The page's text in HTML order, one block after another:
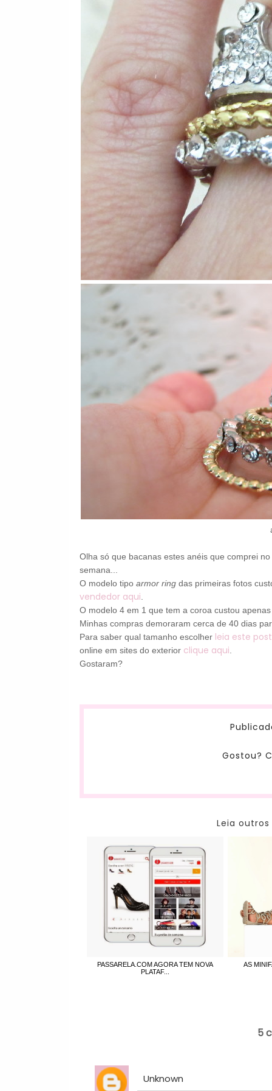
Olha só que bacanas estes anéis que comprei
semana...
O modelo tipoarmor ring das primeiras fotos
vendedor aqui
O modelo 4 em 1 que tem a coroa custou
Minhas compras demoraram cerca de 40 dias
Para saber qual tamanho escolher leia este
online em sites do exterior clique aqui
Gostaram?
Gostou?
Leia
PASSARELA.COM AGORA TEM NOVA
PLATAF...
AS
5
Unknown